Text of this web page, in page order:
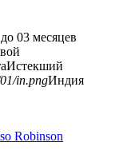
03 месяцев
Истекший
Индия
Robinson